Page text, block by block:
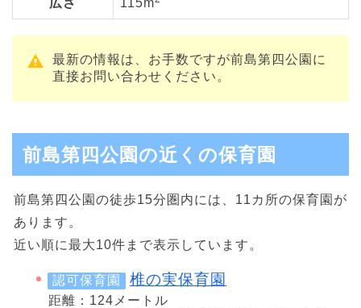
広さ 115m
最新の情報は、お手数ですが前島第四公園に
直接お問い合わせください。
前島第四公園の近くの保育園
前島第四公園の徒歩15分圏内には、11カ所の保育園が
あります。
近い順に最大10件まで表示しています。
認可保育園 椎の実保育園
距離：124メートル